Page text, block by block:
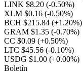
LINK $8.20 (-0.50%)
XLM $0.16 (-0.50%)
BCH $215.84 (+1.20%)
GRAM $1.35 (-0.70%)
CC $0.09 (+0.50%)
LTC $45.56 (-0.10%)
USDG $1.00 (+0.00%)
Boletín